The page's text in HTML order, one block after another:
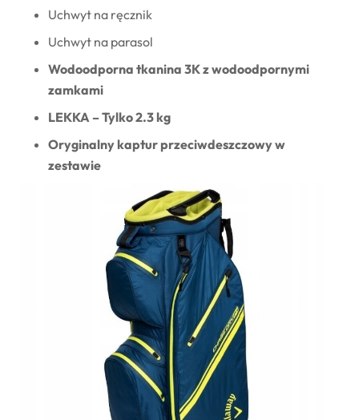
Uchwyt na ręcznik
Uchwyt na parasol
Wodoodporna tkanina 3K z wodoodpornymi
zamkami
LEKKA – Tylko 2.3 kg
Oryginalny kaptur przeciwdeszczowy w
zestawie